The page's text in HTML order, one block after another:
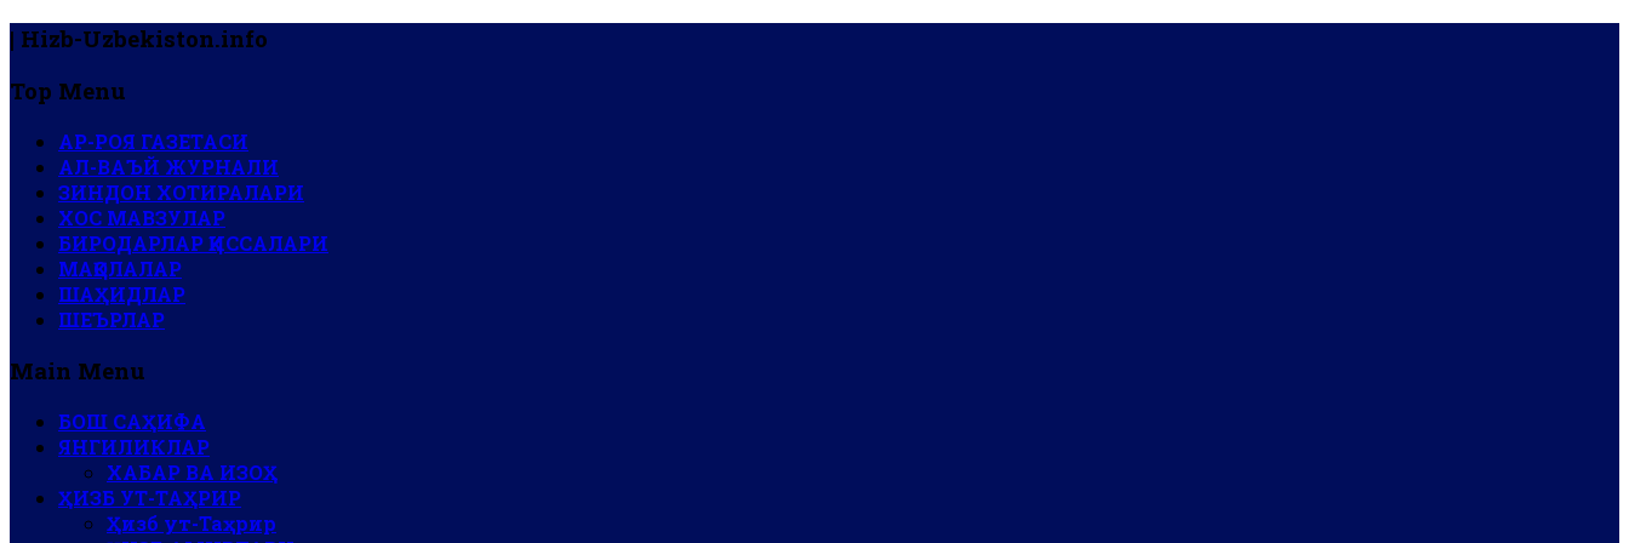
| Hizb-Uzbekiston.info
Top Menu
АР-РОЯ ГАЗЕТАСИ
АЛ-ВАЪЙ ЖУРНАЛИ
ЗИНДОН ХОТИРАЛАРИ
ХОС МАВЗУЛАР
БИРОДАРЛАР ҚИССАЛАРИ
МАҚОЛАЛАР
ШАҲИДЛАР
ШЕЪРЛАР
Main Menu
БОШ САҲИФА
ЯНГИЛИКЛАР
ХАБАР ВА ИЗОҲ
ҲИЗБ УТ-ТАҲРИР
Ҳизб ут-Таҳрир